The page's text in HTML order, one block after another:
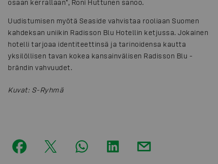
osaan kerrallaan", Roni Huttunen sanoo.
Uudistumisen myötä Seaside vahvistaa rooliaan Suomen
kahdeksan uniikin Radisson Blu Hotellin ketjussa. Jokainen
hotelli tarjoaa identiteettinsä ja tarinoidensa kautta
yksilöllisen tavan kokea kansainvälisen Radisson Blu -
brändin vahvuudet.
Kuvat: S-Ryhmä